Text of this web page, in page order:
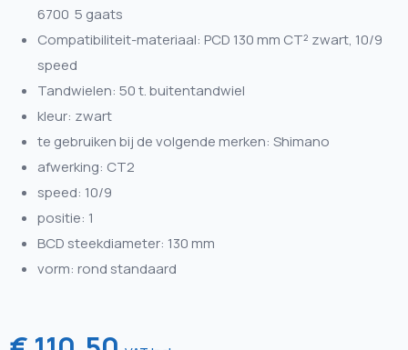
6700 5 gaats
Compatibiliteit-materiaal: PCD 130 mm CT² zwart, 10/9
speed
Tandwielen: 50 t. buitentandwiel
kleur: zwart
te gebruiken bij de volgende merken: Shimano
afwerking: CT2
speed: 10/9
positie: 1
BCD steekdiameter: 130 mm
vorm: rond standaard